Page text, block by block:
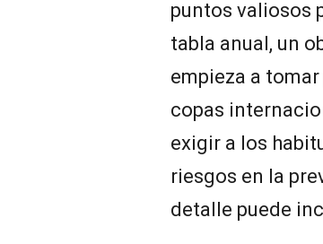
puntos valiosos
tabla anual, un
empieza a
copas
exigir a los
riesgos en la
detalle puede